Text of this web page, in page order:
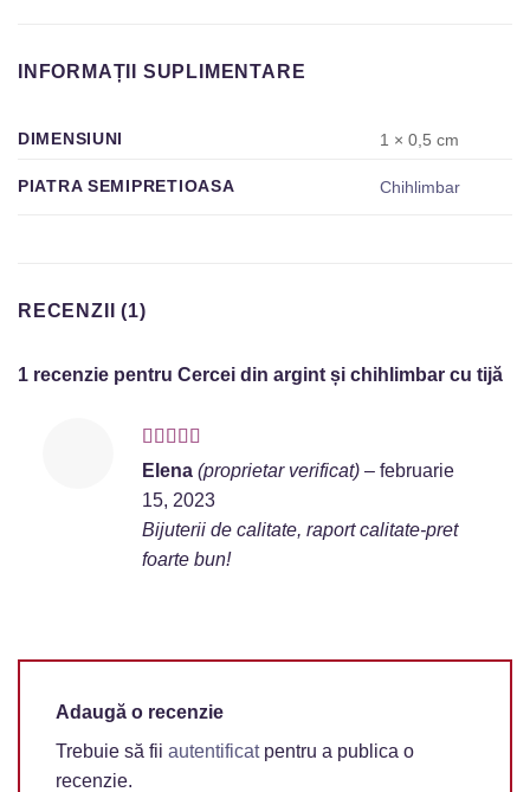
INFORMAȚII SUPLIMENTARE
DIMENSIUNI 1 × 0,5 cm
PIATRA SEMIPRETIOASA Chihlimbar
RECENZII (1)
1 recenzie pentru Cercei din argint și chihlimbar cu tijă
Evaluat la5
din 5
Elena (proprietar verificat) – februarie
15, 2023
Bijuterii de calitate, raport calitate-pret
foarte bun!
Adaugă o recenzie
Trebuie să fii autentificatpentru a publica o
recenzie.